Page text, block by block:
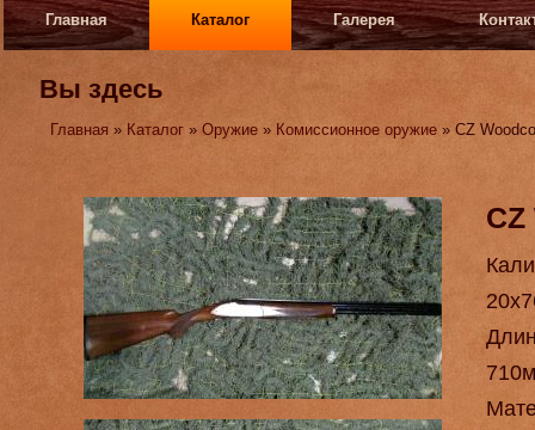
Главная Каталог Галерея
Вы здесь
Главная » Каталог »Оружие » Комиссионное оружие » CZ